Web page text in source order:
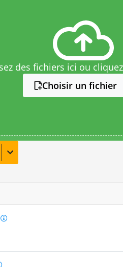
des fichiers ici ou
Choisir un fichier